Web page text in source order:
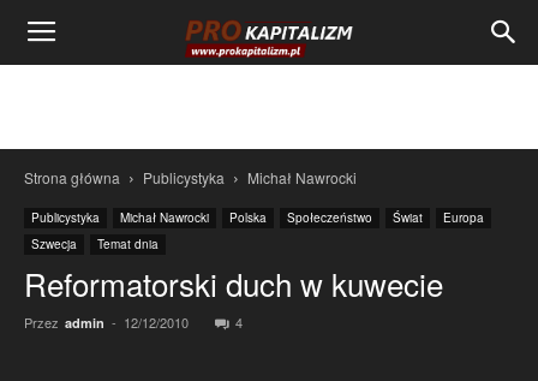
Strona główna Publicystyka Michał Nawrocki
Publicystyka Michał Nawrocki Polska Społeczeństwo Świat
Europa
Szwecja
Temat dnia
Reformatorski duch w kuwecie
Przez admin - 12/12/2010 4